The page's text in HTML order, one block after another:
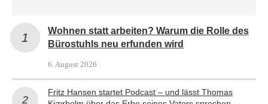
Wohnen statt arbeiten? Warum die Rolle des
Bürostuhls neu erfunden wird
6. August 2026
Fritz Hansen startet Podcast – und lässt Thomas